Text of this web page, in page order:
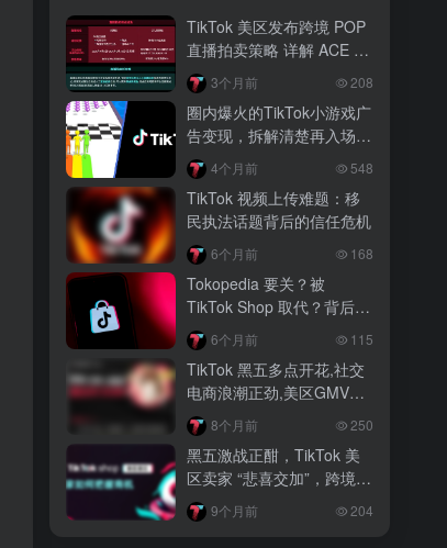
AI 购物代理化趋势明显 30% 美国消费
者接受 AI 代下单
3 月前
TikTok Shop 爱尔兰全面开放入驻 本土
品牌可零门槛开店
3 月前
音乐节降噪耳塞风靡欧美 DTC 品牌单日
营收突破 200 万元
3 月前
越南监管出手核查Shopee、TikTok
Shop涨价行为，佣金调整遭调查
3 月前
TikTok Shop 印尼推出出海项目 助力本
土品牌开拓东南亚市场
TikTok Shop 英美周榜出炉 美妆家居成
两大热销主力
TikTok 美区发布跨境 POP
直播拍卖策略 详解 ACE 选
品与三大拍卖机制
3个月前 208
圈内爆火的TikTok小游戏广
告变现，拆解清楚再入场，
别盲目跟风
4个月前 548
TikTok 视频上传难题：移
民执法话题背后的信任危机
6个月前 168
Tokopedia 要关？被
TikTok Shop 取代？背后真
相大揭秘！
6个月前 115
TikTok 黑五多点开花,社交
电商浪潮正劲,美区GMV突
破35亿8个月前 250
黑五激战正酣，TikTok 美
区卖家 “悲喜交加”，跨境电
商路在何方？
9个月前 204